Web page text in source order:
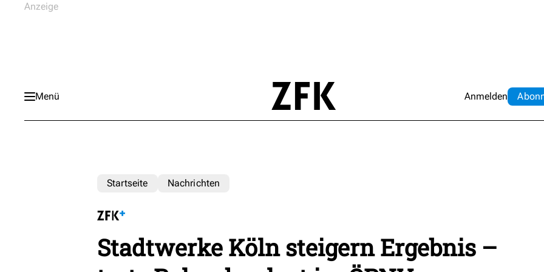
Menü Anmelden Abo
Startseite Nachrichten
Stadtwerke Köln steigern Ergebnis –